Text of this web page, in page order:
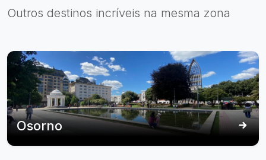
Outros destinos incríveis na mesma zona
Osorno